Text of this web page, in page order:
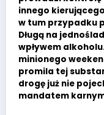
innego
w tum przypadku
Długą na
wpływem
minionego
promila tej
drogę już nie
mandatem